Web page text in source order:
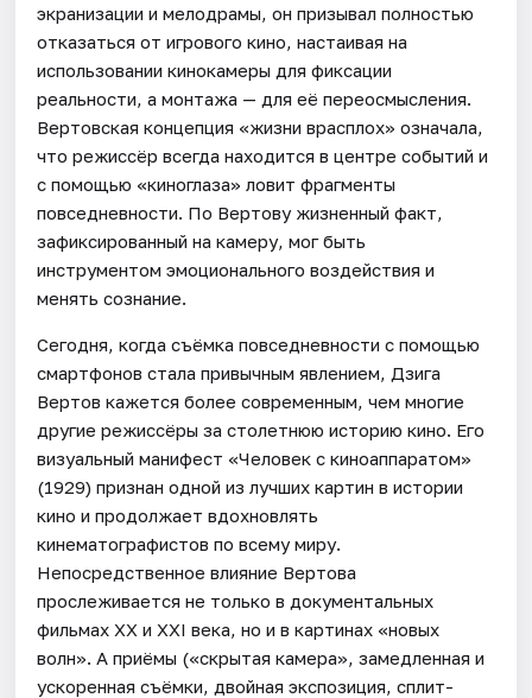
экранизации и мелодрамы, он призывал полностью
отказаться от игрового кино, настаивая на
использовании кинокамеры для фиксации
реальности, а монтажа — для её переосмысления.
Вертовская концепция «жизни врасплох» означала,
что режиссёр всегда находится в центре событий и
с помощью «киноглаза» ловит фрагменты
повседневности. По Вертову жизненный факт,
зафиксированный на камеру, мог быть
инструментом эмоционального воздействия и
менять сознание.
Сегодня, когда съёмка повседневности с помощью
смартфонов стала привычным явлением, Дзига
Вертов кажется более современным, чем многие
другие режиссёры за столетнюю историю кино. Его
визуальный манифест «Человек с киноаппаратом»
(1929) признан одной из лучших картин в истории
кино и продолжает вдохновлять
кинематографистов по всему миру.
Непосредственное влияние Вертова
прослеживается не только в документальных
фильмах XX и XXI века, но и в картинах «новых
волн». А приёмы («скрытая камера», замедленная и
ускоренная съёмки, двойная экспозиция, сплит-